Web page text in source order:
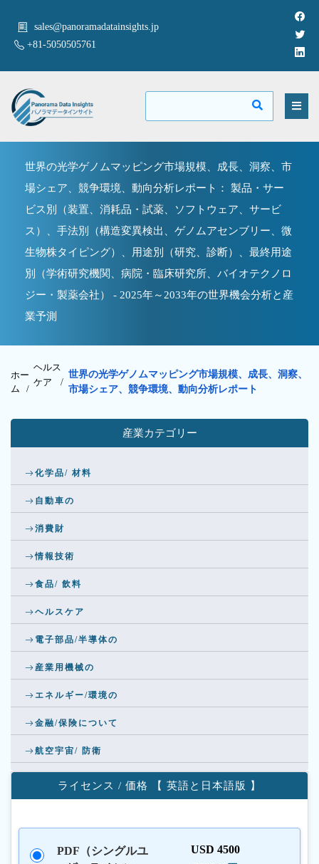
sales@panoramadatainsights.jp
+81-5050505761
世界の光学ゲノムマッピング市場規模、成長、洞察、市
場シェア、競争環境、動向分析レポート： 製品・サー
ビス別（装置、消耗品・試薬、ソフトウェア、サービ
ス）、手法別（構造変異検出、ゲノムアセンブリー、微
生物株タイピング）、用途別（研究、診断）、最終用途
別（学術研究機関、病院・臨床研究所、バイオテクノロ
ジー・製薬会社） - 2025年～2033年の世界機会分析と産
業予測
ホー
ム /
ヘルス
ケア /
世界の光学ゲノムマッピング市場規模、成長、洞察、
市場シェア、競争環境、動向分析レポート
産業カテゴリー
化学品/ 材料
自動車の
消費財
情報技術
食品/ 飲料
ヘルスケア
電子部品/半導体の
産業用機械の
エネルギー/環境の
金融/保険について
航空宇宙/ 防衛
ライセンス / 価格 【 英語と日本語版 】
PDF（シングルユ
USD 4500